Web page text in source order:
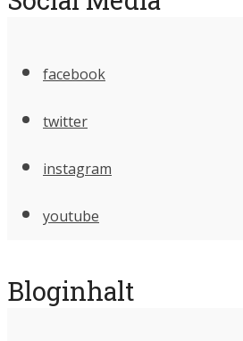
facebook
twitter
instagram
youtube
Bloginhalt